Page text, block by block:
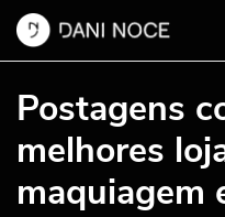
Postagens
melhores
maquiagem